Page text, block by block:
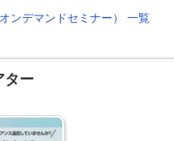
ンデマンドセミナー） 一覧
ター